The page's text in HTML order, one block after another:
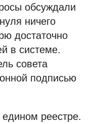
обсуждали
ничего
достаточно
в системе.
совета
подписью
реестре.